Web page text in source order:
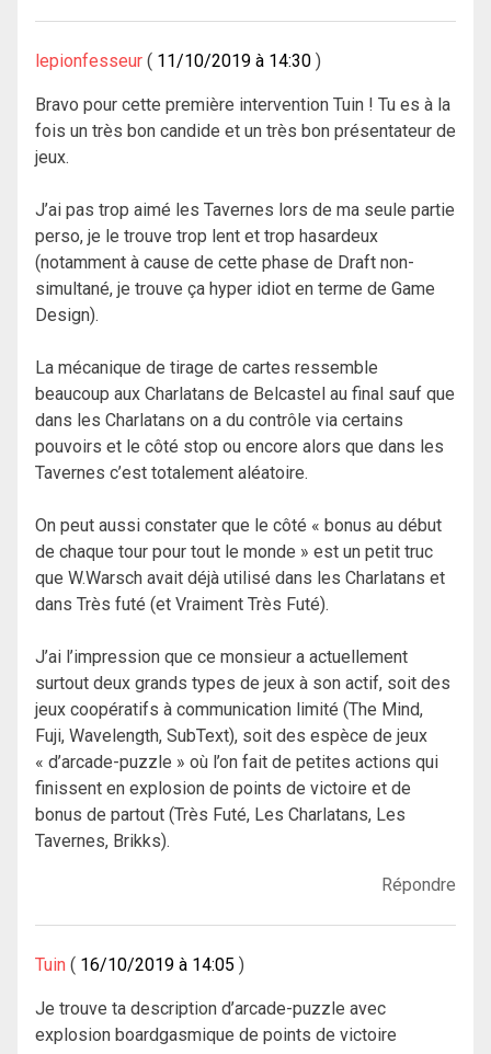
lepionfesseur 11/10/2019 à 14:30
Bravo pour cette première intervention Tuin ! Tu es à la
fois un très bon candide et un très bon présentateur de
jeux.
J’ai pas trop aimé les Tavernes lors de ma seule partie
perso, je le trouve trop lent et trop hasardeux
(notamment à cause de cette phase de Draft non-
simultané, je trouve ça hyper idiot en terme de Game
Design).
La mécanique de tirage de cartes ressemble
beaucoup aux Charlatans de Belcastel au final sauf que
dans les Charlatans on a du contrôle via certains
pouvoirs et le côté stop ou encore alors que dans les
Tavernes c’est totalement aléatoire.
On peut aussi constater que le côté « bonus au début
de chaque tour pour tout le monde » est un petit truc
que W.Warsch avait déjà utilisé dans les Charlatans et
dans Très futé (et Vraiment Très Futé).
J’ai l’impression que ce monsieur a actuellement
surtout deux grands types de jeux à son actif, soit des
jeux coopératifs à communication limité (The Mind,
Fuji, Wavelength, SubText), soit des espèce de jeux
« d’arcade-puzzle » où l’on fait de petites actions qui
finissent en explosion de points de victoire et de
bonus de partout (Très Futé, Les Charlatans, Les
Tavernes, Brikks).
Répondre
Tuin 16/10/2019 à 14:05
Je trouve ta description d’arcade-puzzle avec
explosion boardgasmique de points de victoire